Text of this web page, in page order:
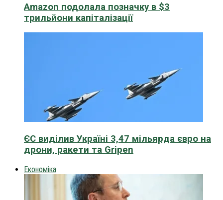
Amazon подолала позначку в $3
трильйони капіталізації
ЄС виділив Україні 3,47 мільярда євро на
дрони, ракети та Gripen
Економіка